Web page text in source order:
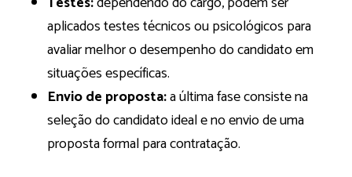
aplicados testes técnicos ou psicológicos para
avaliar melhor o desempenho do candidato em
situações específicas.
Envio de proposta:a última fase consiste na
seleção do candidato ideal e no envio de uma
proposta formal para contratação.